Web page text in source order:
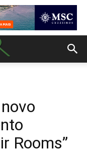
Rooms”